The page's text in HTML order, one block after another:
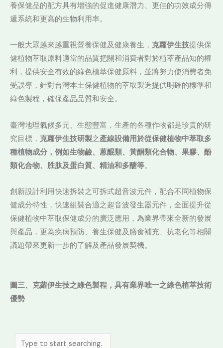
養保健品的配方具有增強的促進健康潛力、更佳的功效成分傳
遞系統和更高的生物利用率。
一般大眾越來越重視營養保健及健康養生， 克蘿伊生技提供保
健植物萃取原料適當的品質把關和消費者對於植萃產品知的權
利，提供安全有效的綠色植萃保健原料，並將努力使消費者免
受誤導，針對台灣本土保健植物的萃取製造提供明確的標準和
綠色製程，確保產品品質和安全。
臺灣地理氣候多元、生態豐富，生產的各種作物都是珍貴的研
究目標， 克蘿伊生技研製之產線設備用於從保健植物中萃取多
種植物成分，例如生物鹼、蒽醌類、黃酮類化合物、果膠、酚
類化合物、胜肽及蛋白質、精油和多醣等。
創新設計利用快速拆裝之可拆式超音波元件，配合不同植物保
健成分特性，快速組裝合適之超音波發生器元件，全面提升從
保健植物中萃取保健成分的廣泛應用，為業界帶來全新的發展
與產品，更為疾病預防、養生保健及膳食補充、抗老化等相關
議題帶來更新一步的了解及產品發展契機。
圖三、克蘿伊生技之綠色製程，具有業界唯一之綠色植萃技術
優勢
搜